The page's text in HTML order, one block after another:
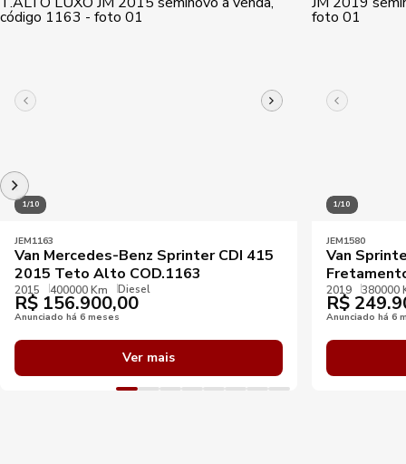
1/10
JEM1163
Van Mercedes-Benz Sprinter CDI 415
2015 Teto Alto COD.1163
2015 400000 Km Diesel
R$ 156.900,00
Anunciado há 6 meses
Ver mais
1/10
JEM1580
Van
2019 380000
R$
Anunciado há 6